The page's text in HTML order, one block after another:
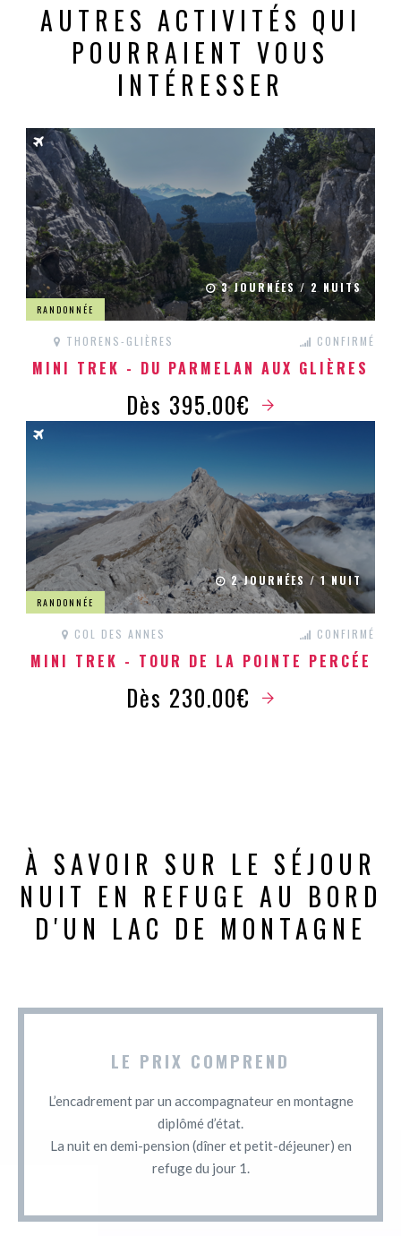
AUTRES ACTIVITÉS QUI
POURRAIENT VOUS
INTÉRESSER
3 JOURNÉES / 2 NUITS
RANDONNÉE
THORENS-GLIÈRES CONFIRMÉ
MINI TREK - DU PARMELAN AUX GLIÈRES
Dès 395.00€
2 JOURNÉES / 1 NUIT
RANDONNÉE
COL DES ANNES CONFIRMÉ
MINI TREK - TOUR DE LA POINTE PERCÉE
Dès 230.00€
À SAVOIR SUR LE SÉJOUR
NUIT EN REFUGE AU BORD
D'UN LAC DE MONTAGNE
LE PRIX COMPREND
L’encadrement par un accompagnateur en montagne
diplômé d’état.
La nuit en demi-pension (dîner et petit-déjeuner) en
refuge du jour 1.